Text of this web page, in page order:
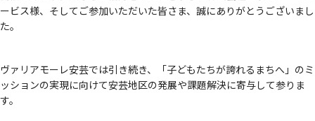
ービス様、そしてご参加いただいた皆さま、誠にありがとうございまし
た。
ヴァリアモーレ安芸では引き続き、「子どもたちが誇れるまちへ」のミ
ッションの実現に向けて安芸地区の発展や課題解決に寄与して参りま
す。